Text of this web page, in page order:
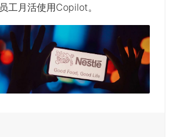
员工月活使用Copilot。